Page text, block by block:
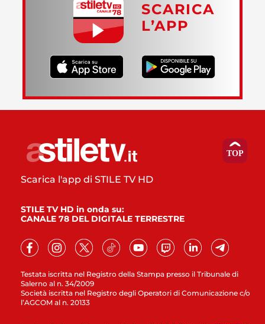
SCARICA
L’APP
Testata iscritta nel Registro della Stampa presso il Tribunale di
Salerno al n. 34/2009
Società iscritta nel Registro degli Operatori di Comunicazione c/o
l’AGCOM al n. 20133
Scarica l'app di STILE TV HD
STILE TV HD in onda su:
CANALE 78 DEL DIGITALE TERRESTRE